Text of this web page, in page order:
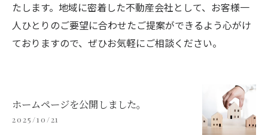
たします。地域に密着した不動産会社として、お客様一
人ひとりのご要望に合わせたご提案ができるよう心がけ
ておりますので、ぜひお気軽にご相談ください。
ホームページを公開しました。
2025/10/21